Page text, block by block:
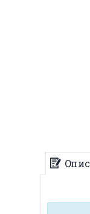
Опис